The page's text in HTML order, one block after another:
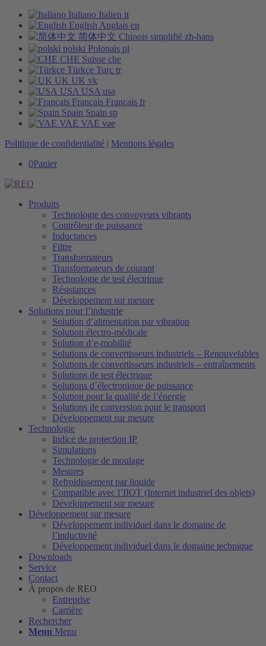
Italiano Italien it
English Anglais en
简体中文 Chinois simplifié zh-hans
polski Polonais pl
CHE Suisse che
Türkçe Turc tr
UK UK vk
USA USA usa
Français Français fr
Spain Spain sp
VAE VAE vae
Politique de confidentialité | Mentions légales
0Panier
Produits
Technologie des convoyeurs vibrants
Contrôleur de puissance
Inductances
Filtre
Transformateurs
Transformateurs de courant
Technologie de test électrique
Résistances
Développement sur mesure
Solutions pour l’industrie
Solution d’alimentation par vibration
Solution électro-médicale
Solution d’e-mobilité
Solutions de convertisseurs industriels – Renouvelables
Solutions de convertisseurs industriels – entraînements
Solutions de test électrique
Solutions d´électronique de puissance
Solution pour la qualité de l’énergie
Solutions de conversion pour le transport
Développement sur mesure
Technologie
Indice de protection IP
Simulations
Technologie de moulage
Mesures
Refroidissement par liquide
Compatible avec l’IIOT (Internet industriel des objets)
Développement sur mesure
Développement sur mesure
Développement individuel dans le domaine de
l’inductivité
Développement individuel dans le domaine technique
Downloads
Service
Contact
À propos de REO
Entreprise
Carrière
Rechercher
Menu Menu